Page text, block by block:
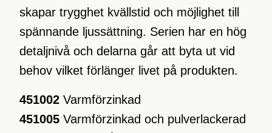
skapar trygghet kvällstid och möjlighet till
spännande ljussättning. Serien har en hög
detaljnivå och delarna går att byta ut vid
behov vilket förlänger livet på produkten.
451002 Varmförzinkad
451005 Varmförzinkad och pulverlackerad